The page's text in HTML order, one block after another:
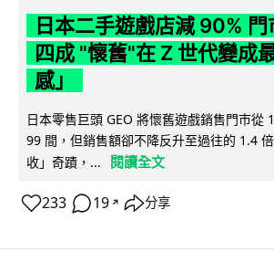
日本二手遊戲店減 90%
四成 "懷舊"在 Z 世代變成
感」
日本零售巨頭 GEO 將懷舊遊戲銷售門市從
99 間，但銷售額卻不降反升至過往的 1.4
收」奇蹟，...
閱讀全文
233 19 ↗ 分享